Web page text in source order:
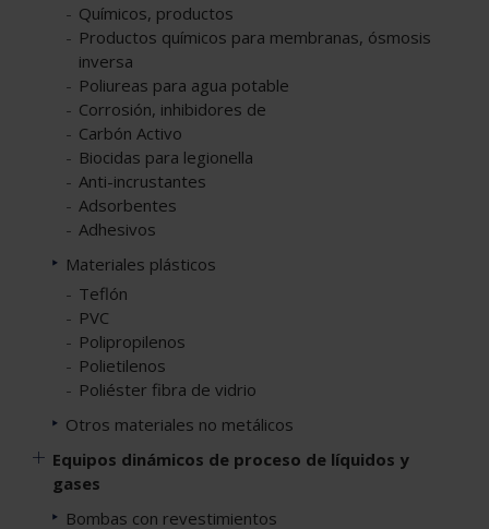
Químicos, productos
Productos químicos para membranas, ósmosis
inversa
Poliureas para agua potable
Corrosión, inhibidores de
Carbón Activo
Biocidas para legionella
Anti-incrustantes
Adsorbentes
Adhesivos
Materiales plásticos
Teflón
PVC
Polipropilenos
Polietilenos
Poliéster fibra de vidrio
Otros materiales no metálicos
Equipos dinámicos de proceso de líquidos y
gases
Bombas con revestimientos